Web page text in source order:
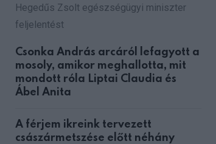
Hegedűs Zsolt egészségügyi miniszter
feljelentést
Csonka András arcáról lefagyott a
mosoly, amikor meghallotta, mit
mondott róla Liptai Claudia és
Ábel Anita
A férjem ikreink tervezett
császármetszése előtt néhány